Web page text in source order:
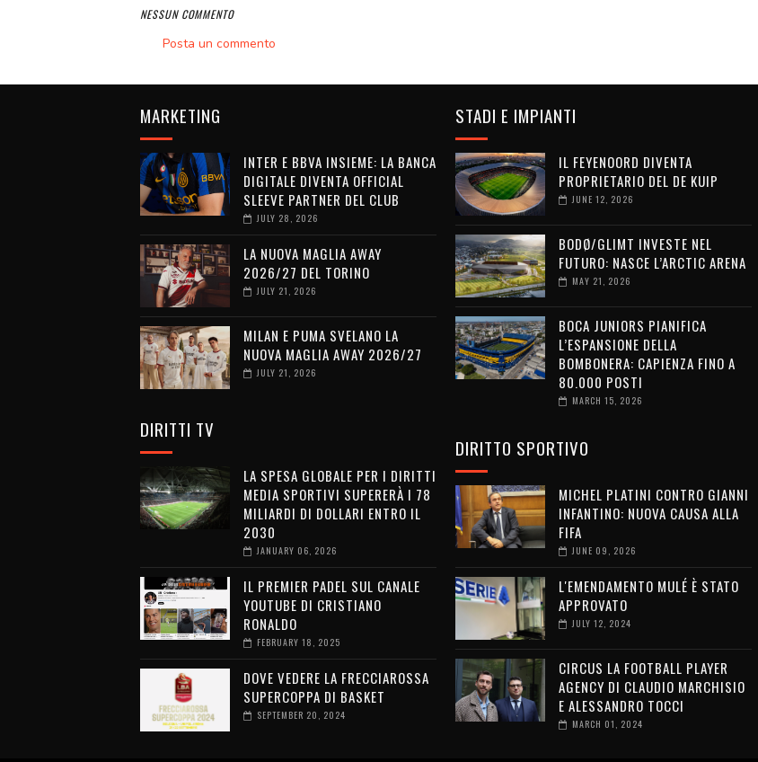
NESSUN COMMENTO
Posta un commento
MARKETING
INTER E BBVA INSIEME: LA BANCA
DIGITALE DIVENTA OFFICIAL
SLEEVE PARTNER DEL CLUB
JULY 28, 2026
LA NUOVA MAGLIA AWAY
2026/27 DEL TORINO
JULY 21, 2026
MILAN E PUMA SVELANO LA
NUOVA MAGLIA AWAY 2026/27
JULY 21, 2026
DIRITTI TV
LA SPESA GLOBALE PER I DIRITTI
MEDIA SPORTIVI SUPERERÀ I 78
MILIARDI DI DOLLARI ENTRO IL
2030
JANUARY 06, 2026
IL PREMIER PADEL SUL CANALE
YOUTUBE DI CRISTIANO
RONALDO
FEBRUARY 18, 2025
DOVE VEDERE LA FRECCIAROSSA
SUPERCOPPA DI BASKET
SEPTEMBER 20, 2024
STADI E IMPIANTI
IL FEYENOORD DIVENTA
PROPRIETARIO DEL DE KUIP
JUNE 12, 2026
BODØ/GLIMT INVESTE NEL
FUTURO: NASCE L’ARCTIC ARENA
MAY 21, 2026
BOCA JUNIORS PIANIFICA
L’ESPANSIONE DELLA
BOMBONERA: CAPIENZA FINO A
80.000 POSTI
MARCH 15, 2026
DIRITTO SPORTIVO
MICHEL PLATINI CONTRO GIANNI
INFANTINO: NUOVA CAUSA ALLA
FIFA
JUNE 09, 2026
L'EMENDAMENTO MULÉ È STATO
APPROVATO
JULY 12, 2024
CIRCUS LA FOOTBALL PLAYER
AGENCY DI CLAUDIO MARCHISIO
E ALESSANDRO TOCCI
MARCH 01, 2024